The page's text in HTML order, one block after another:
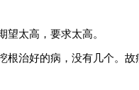
太高，要求太高。
治好的病，没有几个。